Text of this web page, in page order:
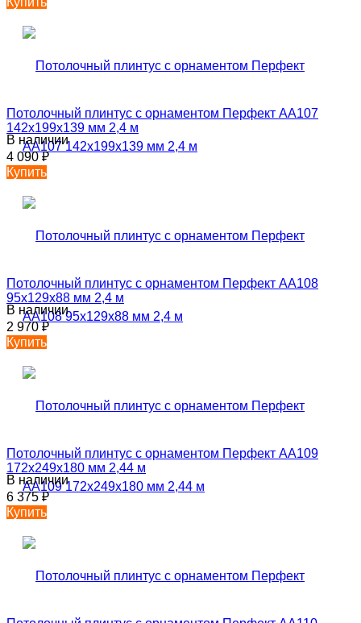
Потолочный плинтус с орнаментом Перфект AA107
142х199х139 мм 2,4 м
В наличии
4 090₽
Купить
Потолочный плинтус с орнаментом Перфект AA108
95х129х88 мм 2,4 м
В наличии
2 970₽
Купить
Потолочный плинтус с орнаментом Перфект AA109
172х249х180 мм 2,44 м
В наличии
6 375₽
Купить